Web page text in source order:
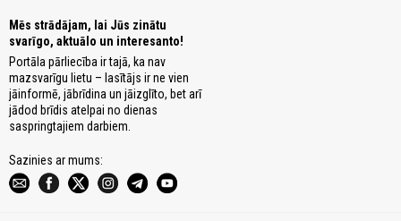
Mēs strādājam, lai Jūs zinātu
svarīgo, aktuālo un interesanto!
Portāla pārliecība ir tajā, ka nav
mazsvarīgu lietu – lasītājs ir ne vien
jāinformē, jābrīdina un jāizglīto, bet arī
jādod brīdis atelpai no dienas
saspringtajiem darbiem.
Sazinies ar mums: